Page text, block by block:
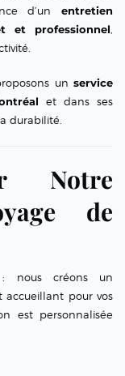
d’un entretien
et professionnel,
un service
et dans ses
durabilité.
Notre
de
nous créons un
accueillant pour vos
est personnalisée